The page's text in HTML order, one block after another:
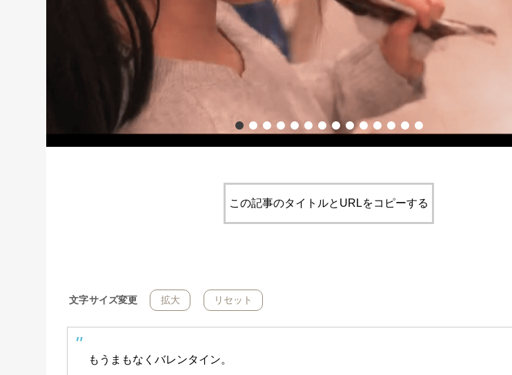
この記事のタイトルとURLをコピーする
文字サイズ変更 拡大 リセット
もうまもなくバレンタイン。